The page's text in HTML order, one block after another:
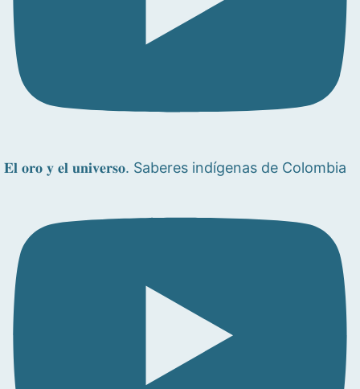
𝐄𝐥 𝐨𝐫𝐨 𝐲 𝐞𝐥 𝐮𝐧𝐢𝐯𝐞𝐫𝐬𝐨. Saberes indígenas de Colombia